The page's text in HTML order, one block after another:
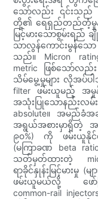
သော်လည်း ၎င်းသည်
တို့၏ ရေရှည်တည်တံ့မှုနှင့်
မြင့်မားသောစွမ်းရည်
သာလွန်ကောင်းမွန်သေ
သည်။ Micron
metric ဖြစ်သော်လ
သိမ်မွေ့မှုများ လိုအပ်ပ
filter ဖမ်းယူမည့် အမှု
အသုံးပြုသောနည်းလ
absolute။ အမည်
အရွယ်အစားမှာရှိတဲ့ အ
၉၀%) ကို ဖမ်းယူနိုင်
(မကြာခဏ beta
သတ်မှတ်ထားတဲ့
ရာခိုင်နှုန်းမြင့်မားမှု
ဖမ်းယူမယ်လို့ ဖော်
common-rail